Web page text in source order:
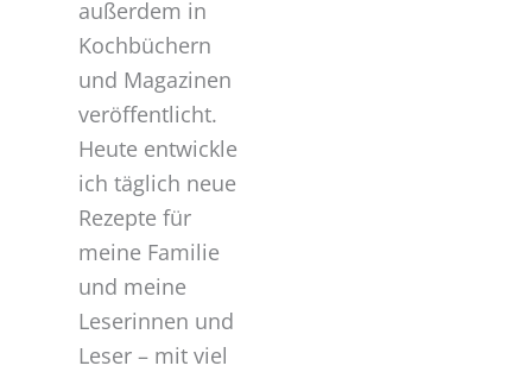
außerdem in
Kochbüchern
und Magazinen
veröffentlicht.
Heute entwickle
ich täglich neue
Rezepte für
meine Familie
und meine
Leserinnen und
Leser – mit viel